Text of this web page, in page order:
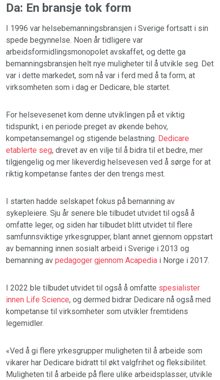
Da: En bransje tok form
I 1996 var helsebemanningsbransjen i Sverige fortsatt i sin
spede begynnelse. Noen år tidligere var
arbeidsformidlingsmonopolet avskaffet, og dette ga
bemanningsbransjen helt nye muligheter til å utvikle seg. Det
var i dette markedet, som nå var i ferd med å ta form, at
virksomheten som i dag er Dedicare, ble startet.
For helsevesenet kom denne utviklingen på et viktig
tidspunkt, i en periode preget av økende behov,
kompetansemangel og stigende belastning. Dedicare
etablerte seg, drevet av en vilje til å bidra til et bedre, mer
tilgjengelig og mer likeverdig helsevesen ved å sørge for at
riktig kompetanse fantes der den trengs mest.
I starten hadde selskapet fokus på bemanning av
sykepleiere. Sju år senere ble tilbudet utvidet til også å
omfatte leger, og siden har tilbudet blitt utvidet til flere
samfunnsviktige yrkesgrupper, blant annet gjennom oppstart
av bemanning innen sosialt arbeid i Sverige i 2013 og
bemanning av pedagoger gjennom Acapedia i Norge i 2017.
I 2022 ble tilbudet utvidet til også å omfatte spesialister
innen Life Science, og dermed bidrar Dedicare nå også med
kompetanse til virksomheter som utvikler fremtidens
legemidler.
«Ved å gi flere yrkesgrupper muligheten til å arbeide som
vikarer har Dedicare bidratt til økt valgfrihet og fleksibilitet.
Muligheten til å arbeide på flere ulike arbeidsplasser, utvikle